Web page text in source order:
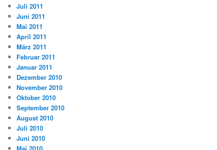
Juli 2011
Juni 2011
Mai 2011
April 2011
März 2011
Februar 2011
Januar 2011
Dezember 2010
November 2010
Oktober 2010
September 2010
August 2010
Juli 2010
Juni 2010